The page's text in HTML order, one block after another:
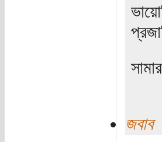
জবাব